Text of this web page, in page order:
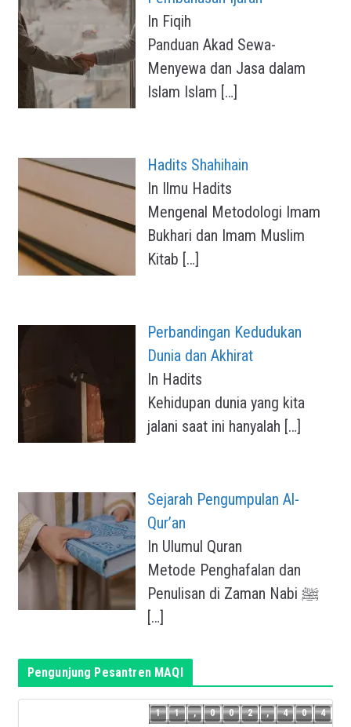
In Fiqih
Panduan Akad Sewa-
Menyewa dan Jasa dalam
Islam Islam […]
Hadits Shahihain
In Ilmu Hadits
Mengenal Metodologi Imam
Bukhari dan Imam Muslim
Kitab […]
Perbandingan Kedudukan
Dunia dan Akhirat
In Hadits
Kehidupan dunia yang kita
jalani saat ini hanyalah […]
Sejarah Pengumpulan Al-
Qur’an
In Ulumul Quran
Metode Penghafalan dan
Penulisan di Zaman Nabi ﷺ
[…]
Pengunjung Pesantren MAQI
1
1
,
0
0
2
,
4
0 4